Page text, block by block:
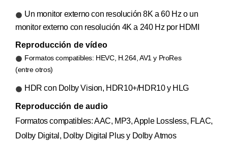
Un monitor externo con resolución 8K a 60 Hz o un
monitor externo con resolución 4K a 240 Hz por HDMI
Reproducción de vídeo
Formatos compatibles: HEVC, H.264, AV1 y ProRes
(entre otros)
HDR con Dolby Vision, HDR10+/HDR10 y HLG
Reproducción de audio
Formatos compatibles: AAC, MP3, Apple Lossless, FLAC,
Dolby Digital, Dolby Digital Plus y Dolby Atmos